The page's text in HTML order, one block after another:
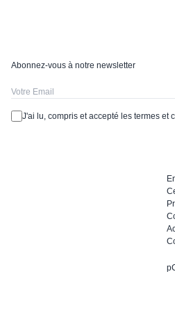
Abonnez-vous à notre newsletter
J'ai lu, compris et accepté les termes et